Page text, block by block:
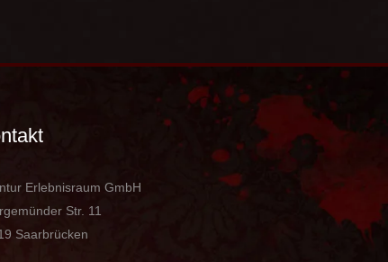
Erlebnisraum GmbH
Str. 11
Saarbrücken